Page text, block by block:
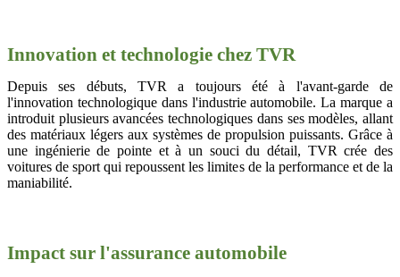
Innovation et technologie chez TVR
Depuis ses débuts, TVR a toujours été à l'avant-garde de
l'innovation technologique dans l'industrie automobile. La marque a
introduit plusieurs avancées technologiques dans ses modèles, allant
des matériaux légers aux systèmes de propulsion puissants. Grâce à
une ingénierie de pointe et à un souci du détail, TVR crée des
voitures de sport qui repoussent les limites de la performance et de la
maniabilité.
Impact sur l'assurance automobile